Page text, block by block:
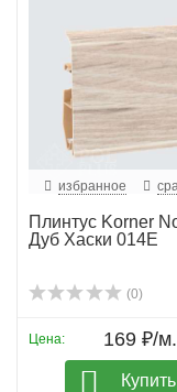
избранное
Плинтус Korner
Дуб Хаски 014Е
(0)
Цена: 169 ₽/
Купить